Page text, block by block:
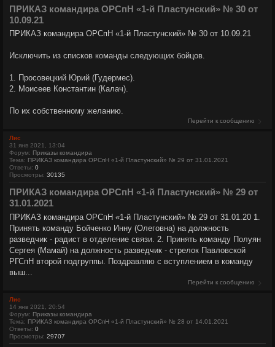
ПРИКАЗ командира ОРСпН «1-й Пластунский» № 30 от
10.09.21
ПРИКАЗ командира ОРСпН «1-й Пластунский» № 30 от 10.09.21
Исключить из списков команды следующих бойцов.
1. Просовецкий Юрий (Гудермес).
2. Моисеев Константин (Калач).
По их собственному желанию.
Перейти к сообщению
Лис
31 янв 2021, 13:04
Форум: Приказы командира
Тема: ПРИКАЗ командира ОРСпН «1-й Пластунский» № 29 от 31.01.2021
Ответы: 0
Просмотры: 30135
ПРИКАЗ командира ОРСпН «1-й Пластунский» № 29 от
31.01.2021
ПРИКАЗ командира ОРСпН «1-й Пластунский» № 29 от 31.01.20 1.
Принять команду Бойченко Инну (Олеговна) на должность
разведчик - радист в отделение связи. 2. Принять команду Полуян
Сергея (Мамай) на должность разведчик - стрелок Павловской
РГСпН второй подгруппы. Поздравляю с вступлением в команду
выш...
Перейти к сообщению
Лис
14 янв 2021, 20:54
Форум: Приказы командира
Тема: ПРИКАЗ командира ОРСпН «1-й Пластунский» № 28 от 14.01.2021
Ответы: 0
Просмотры: 29707